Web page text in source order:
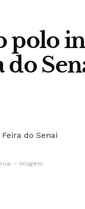
polo
do
– Imagem: